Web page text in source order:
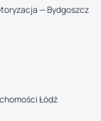
— Bydgoszcz
Łódź